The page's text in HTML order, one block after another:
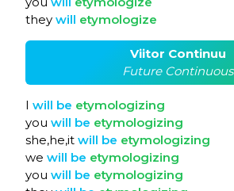
they will etymologize
Viitor Continuu
Future Continuous
I will be etymologizing
you will be etymologizing
she,he,it will be etymologizing
we will be etymologizing
you will be etymologizing